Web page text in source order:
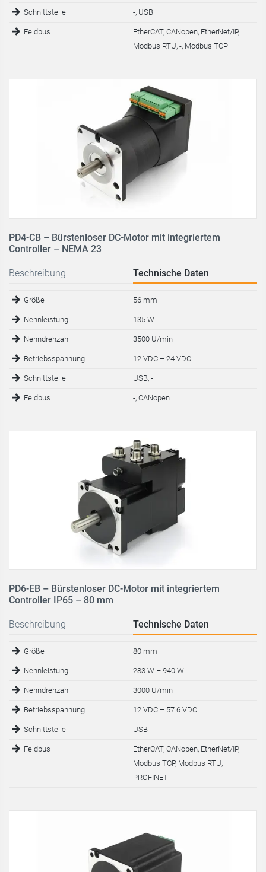
Schnittstelle -, USB
Feldbus
EtherCAT, CANopen, EtherNet/IP,
Modbus RTU, -, Modbus TCP
PD4-CB – Bürstenloser DC-Motor mit integriertem
Controller – NEMA 23
Beschreibung Technische Daten
Größe 56 mm
Nennleistung 135 W
Nenndrehzahl 3500 U/min
Betriebsspannung 12 VDC – 24 VDC
Schnittstelle USB, -
Feldbus -, CANopen
PD6-EB – Bürstenloser DC-Motor mit integriertem
Controller IP65 – 80 mm
Beschreibung Technische Daten
Größe 80 mm
Nennleistung 283 W – 940 W
Nenndrehzahl 3000 U/min
Betriebsspannung 12 VDC – 57.6 VDC
Schnittstelle USB
Feldbus
EtherCAT, CANopen, EtherNet/IP,
Modbus TCP, Modbus RTU,
PROFINET